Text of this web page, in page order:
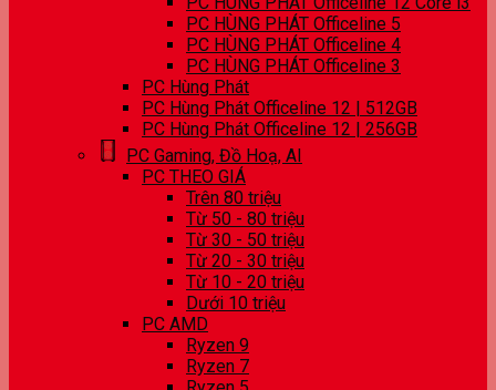
PC HÙNG PHÁT Officeline 5
PC HÙNG PHÁT Officeline 4
PC HÙNG PHÁT Officeline 3
PC Hùng Phát
PC Hùng Phát Officeline 12 | 512GB
PC Hùng Phát Officeline 12 | 256GB
PC Gaming, Đồ Hoạ, AI
PC THEO GIÁ
Trên 80 triệu
Từ 50 - 80 triệu
Từ 30 - 50 triệu
Từ 20 - 30 triệu
Từ 10 - 20 triệu
Dưới 10 triệu
PC AMD
Ryzen 9
Ryzen 7